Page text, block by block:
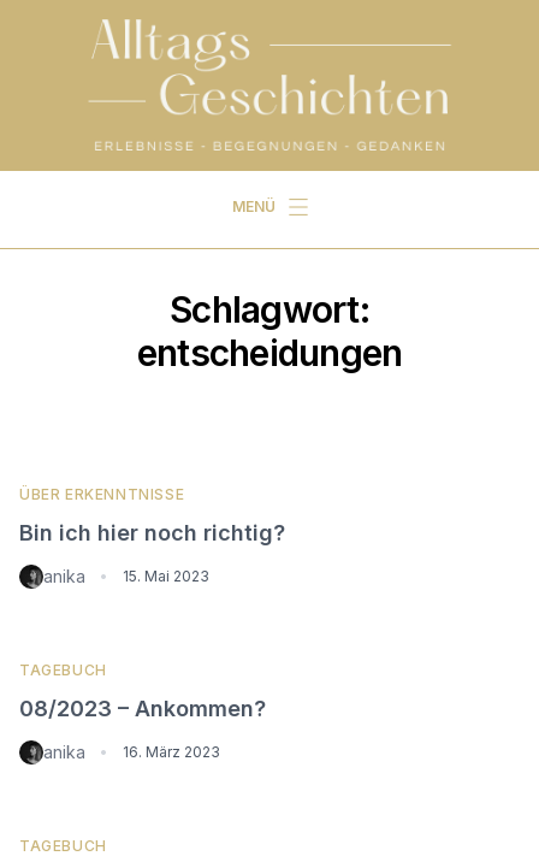
MENÜ
Start
und außerdem …
Schlagwort:
entscheidungen
ÜBER ERKENNTNISSE
Bin ich hier noch richtig?
anika • 15. Mai 2023
TAGEBUCH
08/2023 – Ankommen?
anika • 16. März 2023
TAGEBUCH